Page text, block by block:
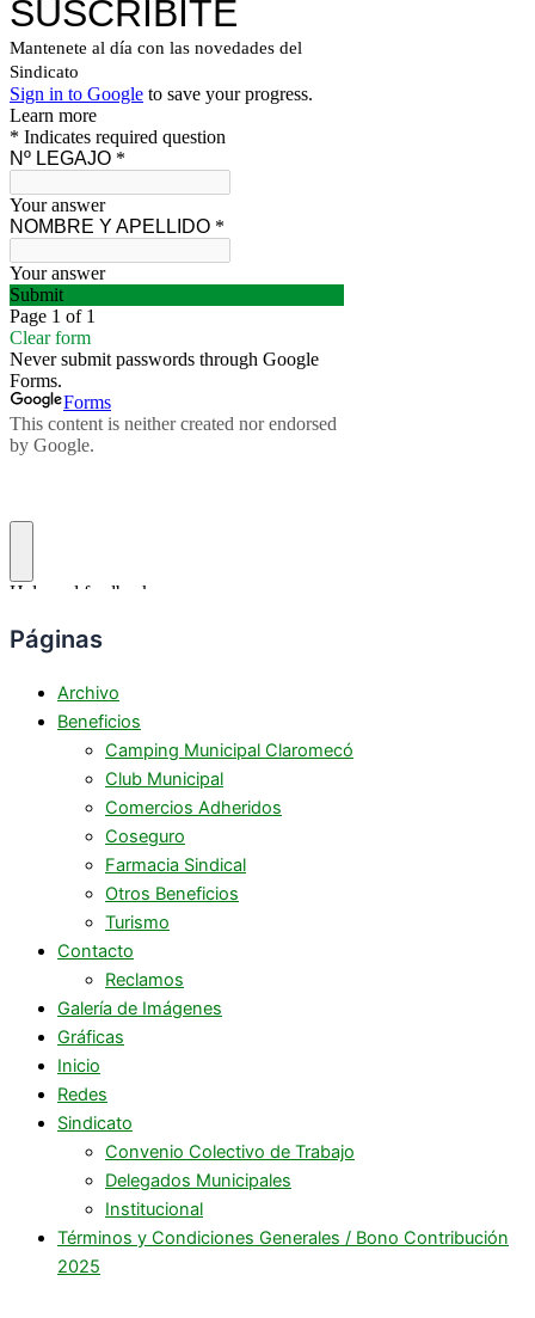
Páginas
Archivo
Beneficios
Camping Municipal Claromecó
Club Municipal
Comercios Adheridos
Coseguro
Farmacia Sindical
Otros Beneficios
Turismo
Contacto
Reclamos
Galería de Imágenes
Gráficas
Inicio
Redes
Sindicato
Convenio Colectivo de Trabajo
Delegados Municipales
Institucional
Términos y Condiciones Generales / Bono Contribución
2025